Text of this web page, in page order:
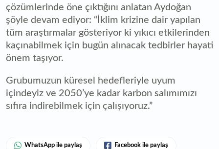
çözümlerinde öne çıktığını anlatan Aydoğan
şöyle devam ediyor: “İklim krizine dair yapılan
tüm araştırmalar gösteriyor ki yıkıcı etkilerinden
kaçınabilmek için bugün alınacak tedbirler hayati
önem taşıyor.
Grubumuzun küresel hedefleriyle uyum
içindeyiz ve 2050’ye kadar karbon salımımızı
sıfıra indirebilmek için çalışıyoruz.”
WhatsApp ile paylaş Facebook ile paylaş